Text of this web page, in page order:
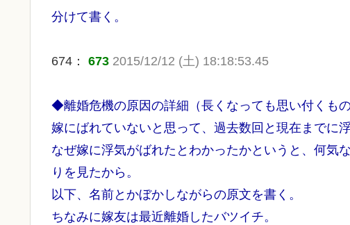
分けて書く。
674： 673 2015/12/12 (土) 18:18:53.45
◆離婚危機の原因の詳細（長くなっても思い付くも
嫁にばれていないと思って、過去数回と現在までに
なぜ嫁に浮気がばれたとわかったかというと、何気
りを見たから。
以下、名前とかぼかしながらの原文を書く。
ちなみに嫁友は最近離婚したバツイチ。